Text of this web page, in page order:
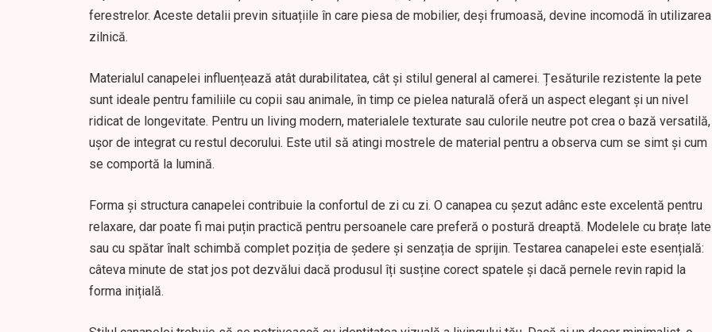
ferestrelor. Aceste detalii previn situațiile în care piesa de mobilier, deși frumoasă, devine incomodă în utilizarea
zilnică.
Materialul canapelei influențează atât durabilitatea, cât și stilul general al camerei. Țesăturile rezistente la pete
sunt ideale pentru familiile cu copii sau animale, în timp ce pielea naturală oferă un aspect elegant și un nivel
ridicat de longevitate. Pentru un living modern, materialele texturate sau culorile neutre pot crea o bază versatilă,
ușor de integrat cu restul decorului. Este util să atingi mostrele de material pentru a observa cum se simt și cum
se comportă la lumină.
Forma și structura canapelei contribuie la confortul de zi cu zi. O canapea cu șezut adânc este excelentă pentru
relaxare, dar poate fi mai puțin practică pentru persoanele care preferă o postură dreaptă. Modelele cu brațe late
sau cu spătar înalt schimbă complet poziția de ședere și senzația de sprijin. Testarea canapelei este esențială:
câteva minute de stat jos pot dezvălui dacă produsul îți susține corect spatele și dacă pernele revin rapid la
forma inițială.